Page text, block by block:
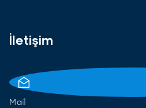
İletişim
Mail